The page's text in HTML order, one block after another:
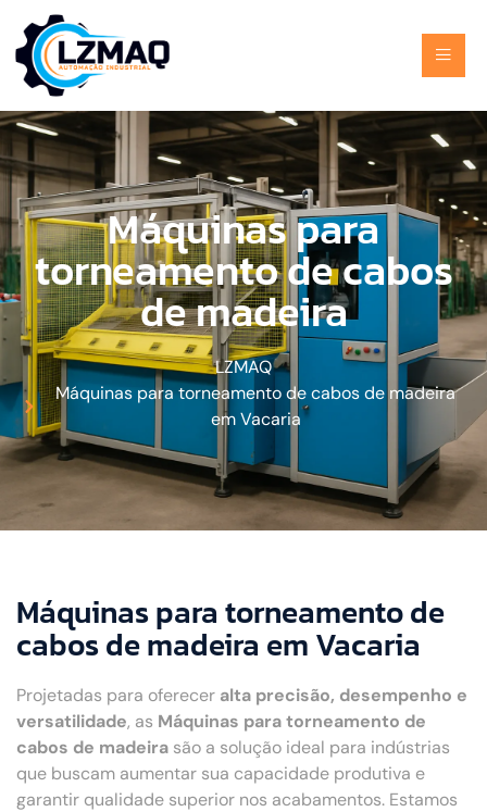
Máquinas para
torneamento de cabos
de madeira
LZMAQ
Máquinas para torneamento de cabos de madeira
em Vacaria
Máquinas para torneamento de
cabos de madeira em Vacaria
Projetadas para oferecer alta precisão, desempenho e
versatilidade, as Máquinas para torneamento de
cabos de madeira são a solução ideal para indústrias
que buscam aumentar sua capacidade produtiva e
garantir qualidade superior nos acabamentos. Estamos